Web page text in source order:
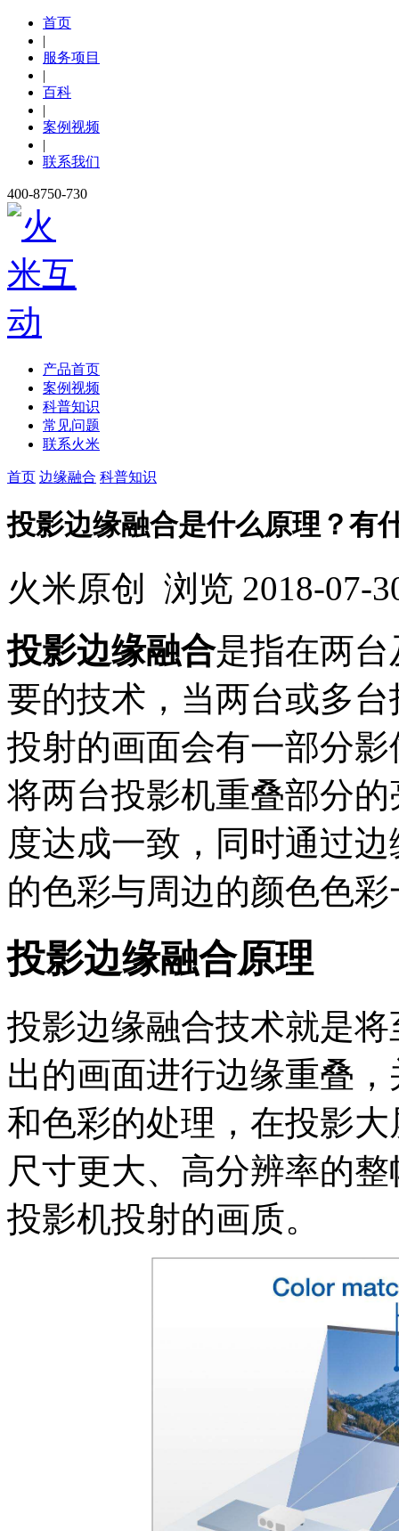
首页
|
服务项目
|
百科
|
案例视频
|
联系我们
400-8750-730
产品首页
案例视频
科普知识
常见问题
联系火米
首页 边缘融合 科普知识
投影边缘融合是什么原理？有
火米原创 浏览 2018-07-
投影边缘融合是指在两
要的技术，当两台或多
投射的画面会有一部分
将两台投影机重叠部分
度达成一致，同时通过
的色彩与周边的颜色色彩
投影边缘融合原理
投影边缘融合技术就是
出的画面进行边缘重叠
和色彩的处理，在投影
尺寸更大、高分辨率的
投影机投射的画质。